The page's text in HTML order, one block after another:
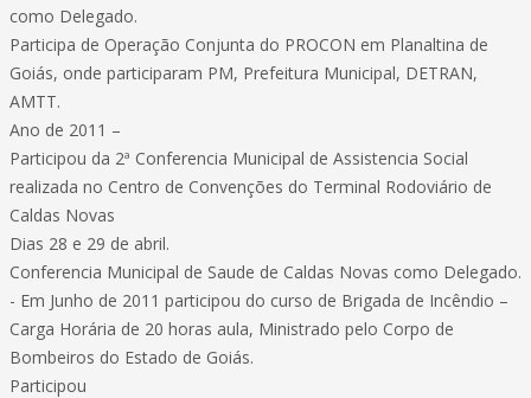
como Delegado.
Participa de Operação Conjunta do PROCON em Planaltina de
Goiás, onde participaram PM, Prefeitura Municipal, DETRAN,
AMTT.
Ano de 2011 –
Participou da 2ª Conferencia Municipal de Assistencia Social
realizada no Centro de Convenções do Terminal Rodoviário de
Caldas Novas
Dias 28 e 29 de abril.
Conferencia Municipal de Saude de Caldas Novas como Delegado.
- Em Junho de 2011 participou do curso de Brigada de Incêndio –
Carga Horária de 20 horas aula, Ministrado pelo Corpo de
Bombeiros do Estado de Goiás.
Participou